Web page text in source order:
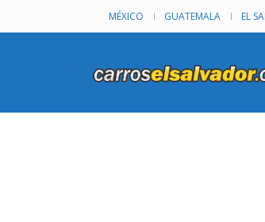
MÉXICO GUATEMALA EL